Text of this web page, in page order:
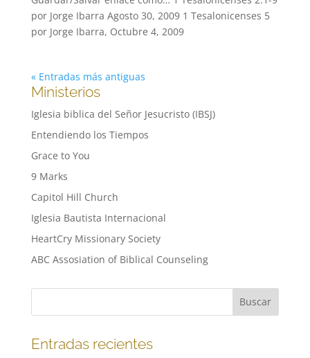
por Jorge Ibarra Agosto 30, 2009 1 Tesalonicenses 5
por Jorge Ibarra, Octubre 4, 2009
« Entradas más antiguas
Ministerios
Iglesia biblica del Señor Jesucristo (IBSJ)
Entendiendo los Tiempos
Grace to You
9 Marks
Capitol Hill Church
Iglesia Bautista Internacional
HeartCry Missionary Society
ABC Assosiation of Biblical Counseling
Entradas recientes